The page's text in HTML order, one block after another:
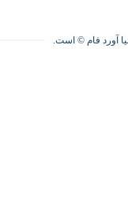
آورد فام © است.